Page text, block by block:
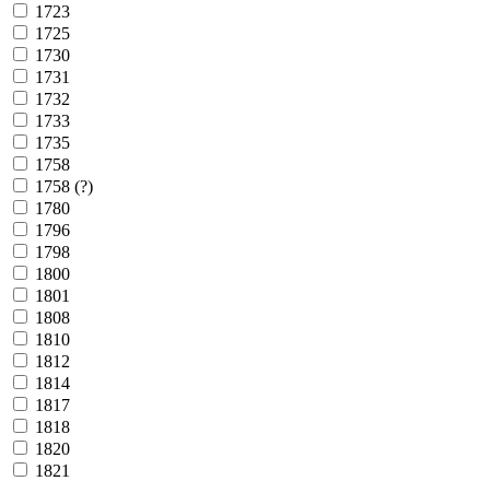
1723
1725
1730
1731
1732
1733
1735
1758
1758 (?)
1780
1796
1798
1800
1801
1808
1810
1812
1814
1817
1818
1820
1821